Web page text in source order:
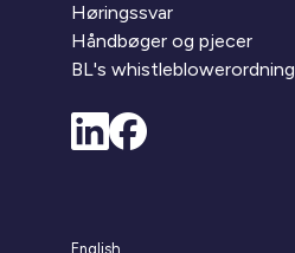
Høringssvar
Håndbøger og pjecer
BL's whistleblowerordning
English